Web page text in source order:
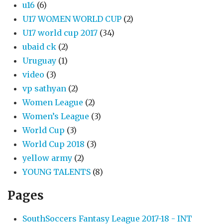
u16 (6)
U17 WOMEN WORLD CUP (2)
U17 world cup 2017 (34)
ubaid ck (2)
Uruguay (1)
video (3)
vp sathyan (2)
Women League (2)
Women’s League (3)
World Cup (3)
World Cup 2018 (3)
yellow army (2)
YOUNG TALENTS (8)
Pages
SouthSoccers Fantasy League 2017-18 - INT